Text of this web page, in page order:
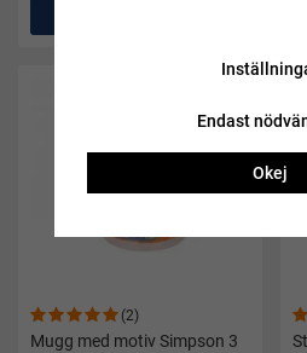
(2)
Mugg med motiv Simpson 3
Endast
Okej